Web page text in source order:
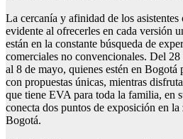
La cercanía y afinidad de los
evidente al ofrecerles en cada versión
están en la constante búsqueda de
comerciales no convencionales. Del
al 8 de mayo, quienes estén en Bogotá
con propuestas únicas, mientras
que tiene EVA para toda la familia, en
conecta dos puntos de exposición en
Bogotá.